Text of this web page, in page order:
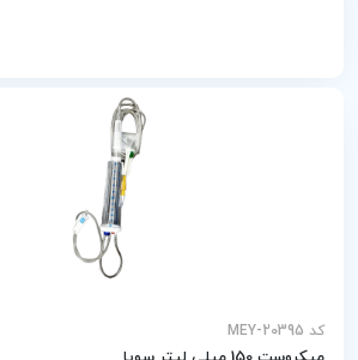
کد MEY-20395